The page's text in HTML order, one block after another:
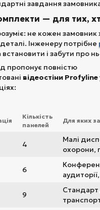
завдання
— для тих,
не кожен замовник
деталі. Інженеру потрібне
і забути про
пропонує повністю
відеостіни Profyline
Кількість
панелей
Для яких
4
Малі
охорони,
6
9